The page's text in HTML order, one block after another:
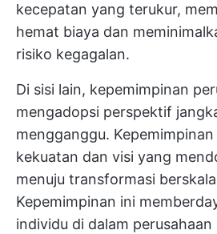
kecepatan yang terukur,
hemat biaya dan
risiko kegagalan.
Di sisi lain, kepemimpinan
mengadopsi perspektif
mengganggu.
kekuatan dan visi yang
menuju transformasi
Kepemimpinan ini
individu di dalam